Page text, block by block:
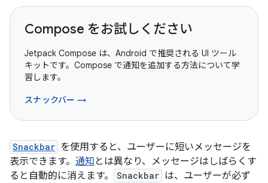
Compose をお試しください
Jetpack Compose は、Android で推奨される UI ツール
キットです。Compose で通知を追加する方法について学
習します。
スナックバー →
Snackbar を使用すると、ユーザーに短いメッセージを
表示できます。 通知 とは異なり、メッセージはしばらくす
ると自動的に消えます。
Snackbar は、ユーザーが必ず